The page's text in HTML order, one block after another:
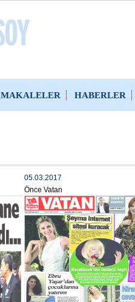
MAKALELER HABERLER
05.03.2017
Önce Vatan